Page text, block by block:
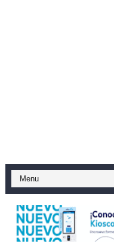
JAPY VERDEI MR.
Playas públicas y
Dólar bajó 9 cts. y